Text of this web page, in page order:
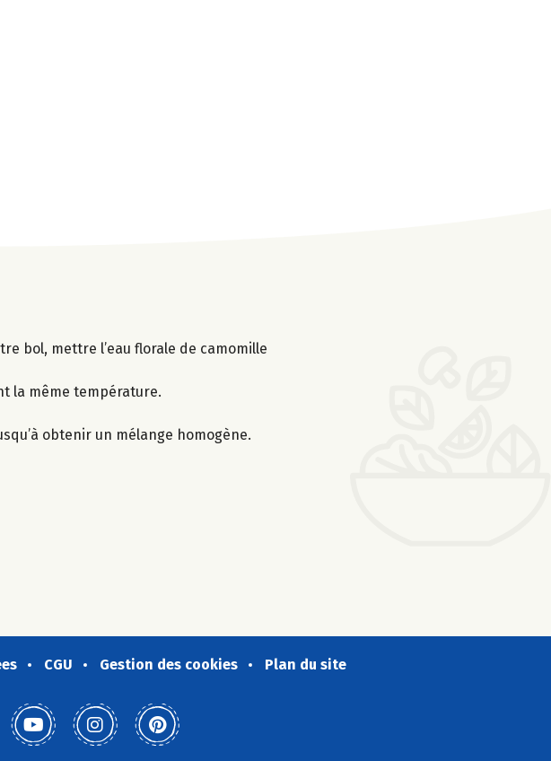
bol, mettre l’eau florale de camomille
la même température.
obtenir un mélange homogène.
CGU Gestion des cookies Plan du site